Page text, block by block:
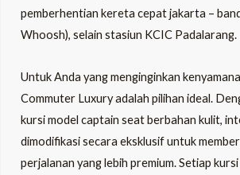
pemberhentian kereta cepat jakarta –
Whoosh), selain stasiun KCIC Padalarang.
Untuk Anda yang menginginkan
Commuter Luxury adalah pilihan ideal.
kursi model captain seat berbahan kulit,
dimodifikasi secara eksklusif untuk
perjalanan yang lebih premium. Setiap